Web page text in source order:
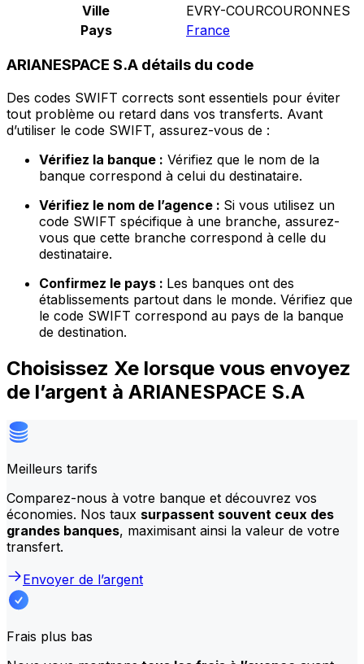
Ville
EVRY-COURCOURONNES
Pays
France
ARIANESPACE S.A détails du code
Des codes SWIFT corrects sont essentiels pour éviter
tout problème ou retard dans vos transferts. Avant
d’utiliser le code SWIFT, assurez-vous de :
Vérifiez la banque : Vérifiez que le nom de la
banque correspond à celui du destinataire.
Vérifiez le nom de l’agence : Si vous utilisez un
code SWIFT spécifique à une branche, assurez-
vous que cette branche correspond à celle du
destinataire.
Confirmez le pays : Les banques ont des
établissements partout dans le monde. Vérifiez que
le code SWIFT correspond au pays de la banque
de destination.
Choisissez Xe lorsque vous envoyez
de l’argent à ARIANESPACE S.A
Meilleurs tarifs
Comparez-nous à votre banque et découvrez vos
économies. Nos taux surpassent souvent ceux des
grandes banques, maximisant ainsi la valeur de votre
transfert.
Envoyer de l’argent
Frais plus bas